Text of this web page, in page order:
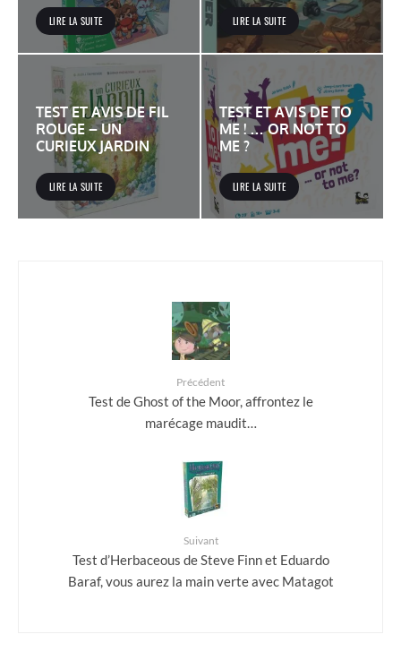
LIRE LA SUITE LIRE LA SUITE
TEST ET AVIS DE FIL
ROUGE – UN
CURIEUX JARDIN
LIRE LA SUITE
TEST ET AVIS DE TO
ME ! … OR NOT TO
ME ?
LIRE LA SUITE
Précédent
Test de Ghost of the Moor, affrontez le
marécage maudit…
Suivant
Test d’Herbaceous de Steve Finn et Eduardo
Baraf, vous aurez la main verte avec Matagot